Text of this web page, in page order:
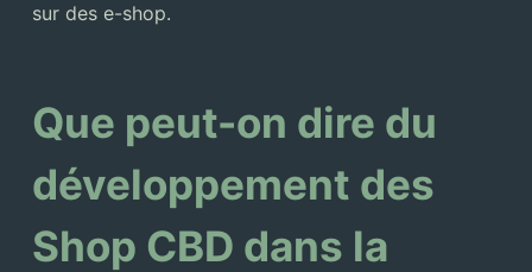
sur des e-shop.
Que peut-on dire du
développement des
Shop CBD dans la